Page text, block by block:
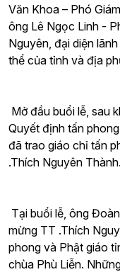
Văn Khoa – Phó
ông Lê Ngọc Linh -
Nguyên, đại diện
thể của tỉnh và địa
Mở đầu buổi lễ, sau
Quyết định tấn
đã trao giáo chỉ tấn
.Thích Nguyên Thành.
Tại buổi lễ, ông
mừng TT .Thích
phong và Phật giáo
chùa Phù Liễn.